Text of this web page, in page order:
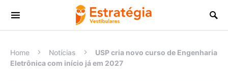
Procurar:
Home Notícias
USP cria novo curso de Engenharia
Eletrônica com início já em 2027